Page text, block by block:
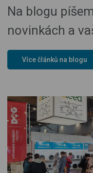
Na blogu
novinkách a
Více článků na blogu